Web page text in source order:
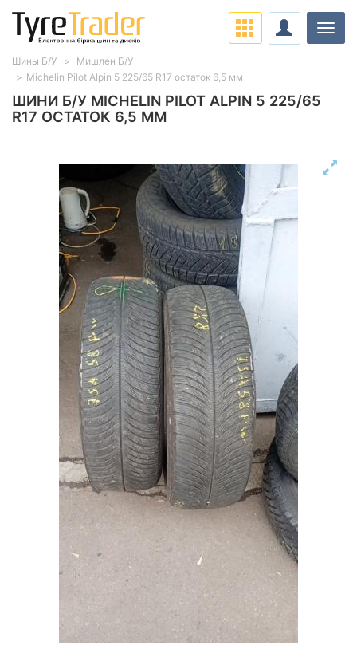
ШИНИ Б/У MICHELIN PILOT ALPIN 5 225/65
R17 ОСТАТОК 6,5 ММ
Шины Б/У
Мишлен Б/У
Michelin Pilot Alpin 5 225/65 R17 остаток 6,5 мм